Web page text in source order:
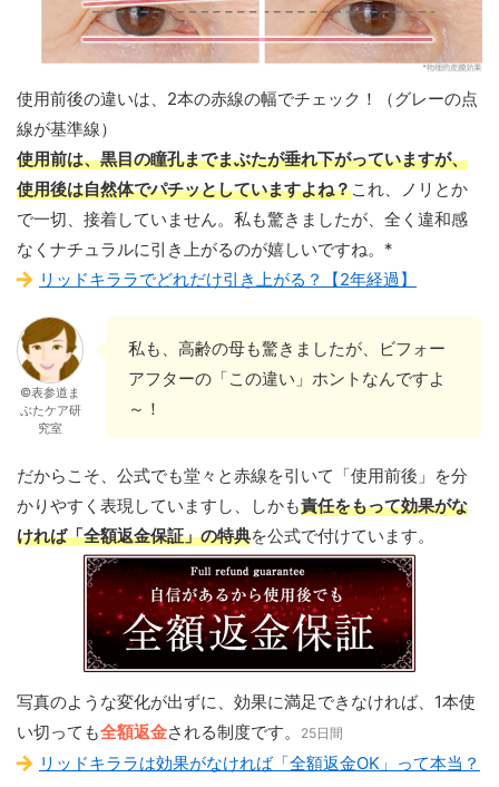
使用前後の違いは、2本の赤線の幅でチェック！（グレーの点
線が基準線）
使用前は、黒目の瞳孔までまぶたが垂れ下がっていますが、
使用後は自然体でパチッとしていますよね？これ、ノリとか
で一切、接着していません。私も驚きましたが、全く違和感
なくナチュラルに引き上がるのが嬉しいですね。*
リッドキララでどれだけ引き上がる？【2年経過】
©表参道ま
ぶたケア研
究室
私も、高齢の母も驚きましたが、ビフォー
アフターの「この違い」ホントなんですよ
～！
だからこそ、公式でも堂々と赤線を引いて「使用前後」を分
かりやすく表現していますし、しかも責任をもって効果がな
ければ「全額返金保証」の特典を公式で付けています。
写真のような変化が出ずに、効果に満足できなければ、1本使
い切っても全額返金される制度です。 25日間
リッドキララは効果がなければ「全額返金OK」って本当？